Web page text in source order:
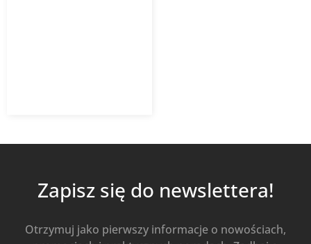
Zapisz się do newslettera!
Otrzymuj jako pierwszy informacje o nowościach,